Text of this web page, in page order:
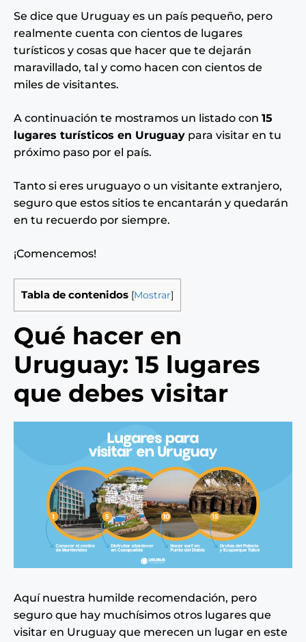
Se dice que Uruguay es un país pequeño, pero
realmente cuenta con cientos de lugares
turísticos y cosas que hacer que te dejarán
maravillado, tal y como hacen con cientos de
miles de visitantes.
A continuación te mostramos un listado con 15
lugares turísticos en Uruguay para visitar en tu
próximo paso por el país.
Tanto si eres uruguayo o un visitante extranjero,
seguro que estos sitios te encantarán y quedarán
en tu recuerdo por siempre.
¡Comencemos!
Tabla de contenidos [Mostrar]
Qué hacer en
Uruguay: 15 lugares
que debes visitar
Aquí nuestra humilde recomendación, pero
seguro que hay muchísimos otros lugares que
visitar en Uruguay que merecen un lugar en este